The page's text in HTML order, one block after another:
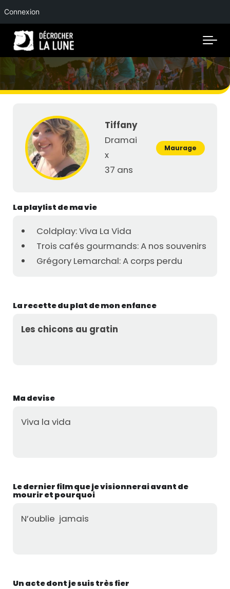
Connexion
Skip to main content
Tiffany
Dramai
x
37 ans
Maurage
La playlist de ma vie
Coldplay: Viva La Vida
Trois cafés gourmands: A nos souvenirs
Grégory Lemarchal: A corps perdu
La recette du plat de mon enfance
Les chicons au gratin
Ma devise
Viva la vida
Le dernier film que je visionnerai avant de
mourir et pourquoi
N’oublie jamais
Un acte dont je suis très fier